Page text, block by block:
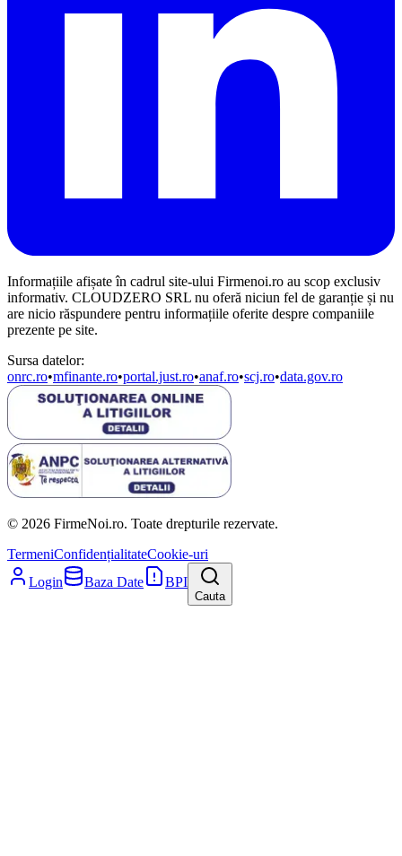
Informațiile afișate în cadrul site-ului Firmenoi.ro au scop exclusiv
informativ. CLOUDZERO SRL nu oferă niciun fel de garanție și nu
are nicio răspundere pentru informațiile oferite despre companiile
prezente pe site.
Sursa datelor:
onrc.ro•mfinante.ro•portal.just.ro•anaf.ro•scj.ro•data.gov.ro
© 2026 FirmeNoi.ro. Toate drepturile rezervate.
TermeniConfidențialitateCookie-uri
Login
Baza Date BPI
Cauta